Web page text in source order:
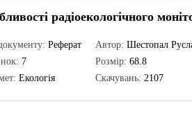
радіоекологічного
Реферат
7
Екологія
Автор: Шестопал
Розмір: 68.8
Скачувань: 2107